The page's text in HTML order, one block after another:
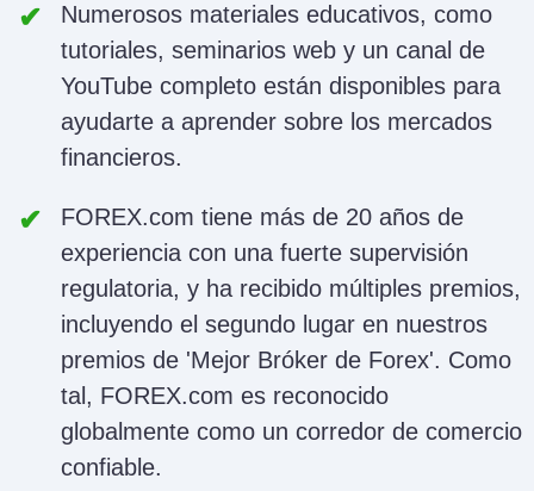
Numerosos materiales educativos, como
tutoriales, seminarios web y un canal de
YouTube completo están disponibles para
ayudarte a aprender sobre los mercados
financieros.
FOREX.com tiene más de 20 años de
experiencia con una fuerte supervisión
regulatoria, y ha recibido múltiples premios,
incluyendo el segundo lugar en nuestros
premios de 'Mejor Bróker de Forex'. Como
tal, FOREX.com es reconocido
globalmente como un corredor de comercio
confiable.